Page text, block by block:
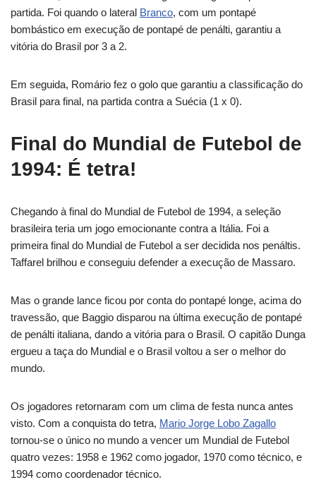
partida. Foi quando o lateral Branco, com um pontapé
bombástico em execução de pontapé de penálti, garantiu a
vitória do Brasil por 3 a 2.
Em seguida, Romário fez o golo que garantiu a classificação do
Brasil para final, na partida contra a Suécia (1 x 0).
Final do Mundial de Futebol de
1994: É tetra!
Chegando à final do Mundial de Futebol de 1994, a seleção
brasileira teria um jogo emocionante contra a Itália. Foi a
primeira final do Mundial de Futebol a ser decidida nos penáltis.
Taffarel brilhou e conseguiu defender a execução de Massaro.
Mas o grande lance ficou por conta do pontapé longe, acima do
travessão, que Baggio disparou na última execução de pontapé
de penálti italiana, dando a vitória para o Brasil. O capitão Dunga
ergueu a taça do Mundial e o Brasil voltou a ser o melhor do
mundo.
Os jogadores retornaram com um clima de festa nunca antes
visto. Com a conquista do tetra, Mario Jorge Lobo Zagallo
tornou-se o único no mundo a vencer um Mundial de Futebol
quatro vezes: 1958 e 1962 como jogador, 1970 como técnico, e
1994 como coordenador técnico.